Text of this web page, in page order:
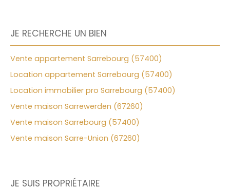
JE RECHERCHE UN BIEN
Vente appartement Sarrebourg (57400)
Location appartement Sarrebourg (57400)
Location immobilier pro Sarrebourg (57400)
Vente maison Sarrewerden (67260)
Vente maison Sarrebourg (57400)
Vente maison Sarre-Union (67260)
JE SUIS PROPRIÉTAIRE